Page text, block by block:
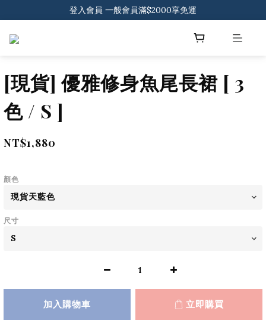
登入會員 一般會員滿$2000享免運
下載官方APP 領300元優惠券
[現貨] 優雅修身魚尾長裙 [ 3
色 / S ]
NT$1,880
顏色
尺寸
加入購物車 立即購買